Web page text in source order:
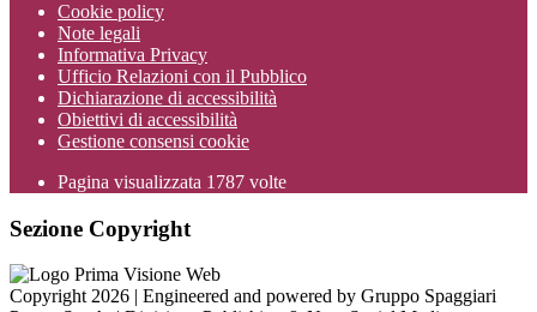
Cookie policy
Note legali
Informativa Privacy
Ufficio Relazioni con il Pubblico
Dichiarazione di accessibilità
Obiettivi di accessibilità
Gestione consensi cookie
Pagina visualizzata 1787 volte
Sezione Copyright
Copyright 2026 | Engineered and powered by Gruppo Spaggiari